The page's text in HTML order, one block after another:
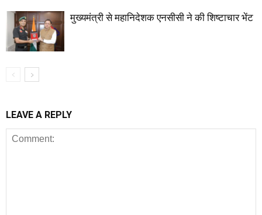
मुख्यमंत्री से महानिदेशक एनसीसी ने की शिष्टाचार भेंट
LEAVE A REPLY